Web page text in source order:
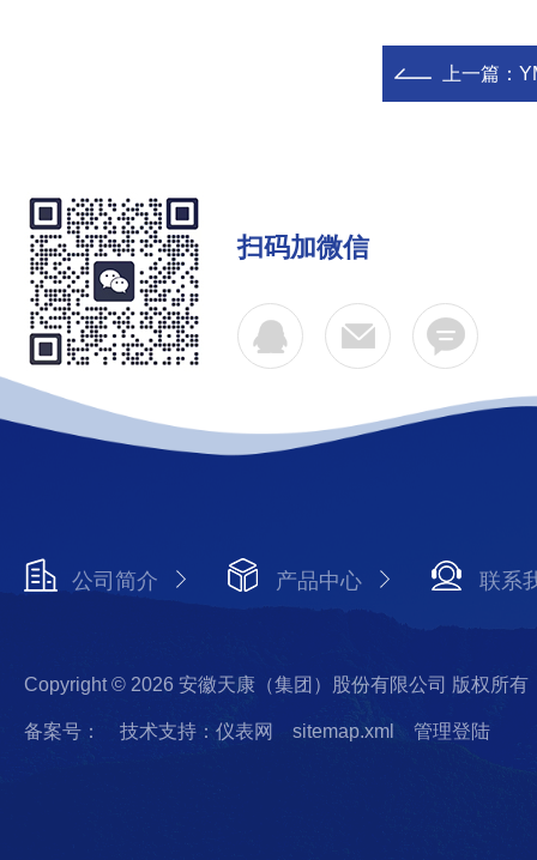
上一篇：
扫码加微信
公司简介 产品中心 联系
Copyright © 2026 安徽天康（集团）股份有限公司 版权所有
备案号： 技术支持：仪表网 sitemap.xml 管理登陆